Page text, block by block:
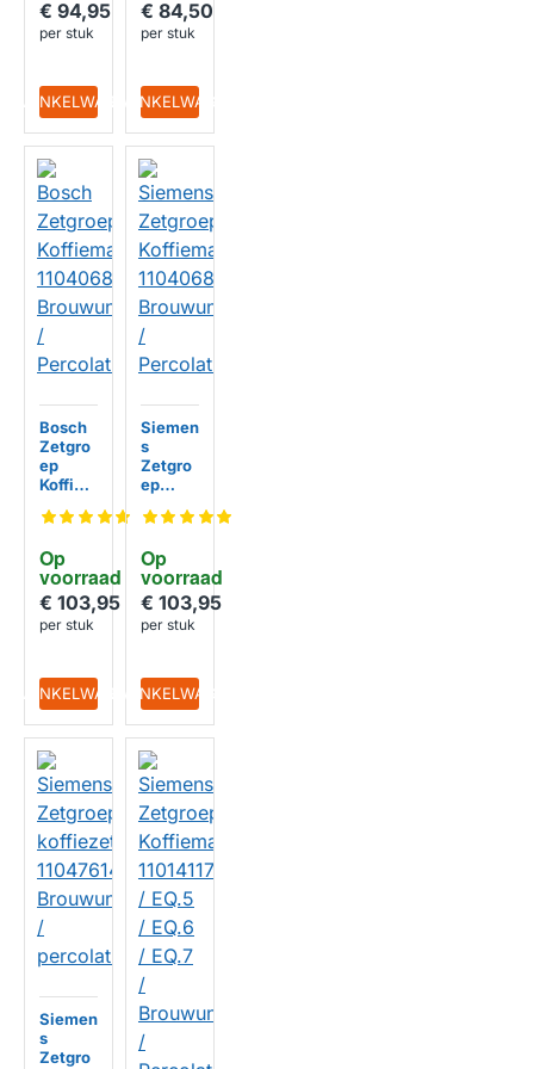
nit /
Percola
tiemod
€ 94,95
per stuk
IN WINKELWAGEN
S500
€ 84,50
per stuk
IN WINKELWAGEN
Op
voorraad
Bosch
Zetgro
ep
Koffiem
110406
Brouwu
nit /
Percola
tiemod
ule
€ 103,95
per stuk
IN WINKELWAGEN
Op
voorraad
Siemen
s
Zetgro
ep
achine
88
Brouwu
nit /
Percola
tiemod
€ 103,95
per stuk
IN WINKELWAGEN
Siemen
s
Zetgro